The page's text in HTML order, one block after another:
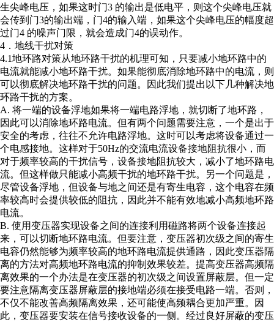
生尖峰电压，如果这时门3 的输出是低电平，则这个尖峰电压就
会传到门3的输出端，门4的输入端，如果这个尖峰电压的幅度超
过门4 的噪声门限，就会造成门4的误动作。
4．地线干扰对策
4.1地环路对策从地环路干扰的机理可知，只要减小地环路中的
电流就能减小地环路干扰。如果能彻底消除地环路中的电流，则
可以彻底解决地环路干扰的问题。因此我们提出以下几种解决地
环路干扰的方案。
A. 将一端的设备浮地如果将一端电路浮地，就切断了地环路，
因此可以消除地环路电流。但有两个问题需要注意，一个是出于
安全的考虑，往往不允许电路浮地。这时可以考虑将设备通过一
个电感接地。这样对于50Hz的交流电流设备接地阻抗很小，而
对于频率较高的干扰信号，设备接地阻抗较大，减小了地环路电
流。但这样做只能减小高频干扰的地环路干扰。另一个问题是，
尽管设备浮地，但设备与地之间还是有寄生电容，这个电容在频
率较高时会提供较低的阻抗，因此并不能有效地减小高频地环路
电流。
B. 使用变压器实现设备之间的连接利用磁路将两个设备连接起
来，可以切断地环路电流。但要注意，变压器初次级之间的寄生
电容仍然能够为频率较高的地环路电流提供通路，因此变压器隔
离的方法对高频地环路电流的抑制效果较差。提高变压器高频隔
离效果的一个办法是在变压器的初次级之间设置屏蔽层。但一定
要注意隔离变压器屏蔽层的接地端必须在接受电路一端。否则，
不仅不能改善高频隔离效果，还可能使高频耦合更加严重。因
此，变压器要安装在信号接收设备的一侧。经过良好屏蔽的变压